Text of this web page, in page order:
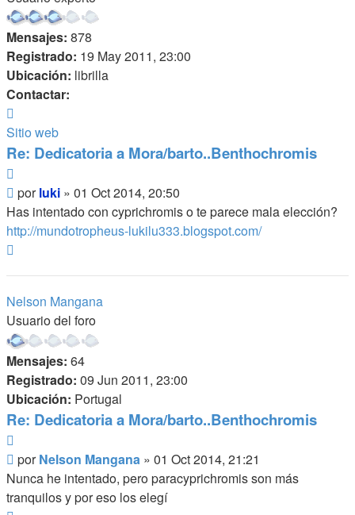
Mensajes: 878
Registrado: 19 May 2011, 23:00
Ubicación: librilla
Contactar:
luki
Sitio web
Re: Dedicatoria a Mora/barto..Benthochromis
Mensaje
porluki » 01 Oct 2014, 20:50
Has intentado con cyprichromis o te parece mala elección?
http://mundotropheus-lukilu333.blogspot.com/
Nelson Mangana
Usuario del foro
Mensajes: 64
Registrado: 09 Jun 2011, 23:00
Ubicación: Portugal
Re: Dedicatoria a Mora/barto..Benthochromis
Mensaje
porNelson Mangana » 01 Oct 2014, 21:21
Nunca he intentado, pero paracyprichromis son más
tranquilos y por eso los elegí